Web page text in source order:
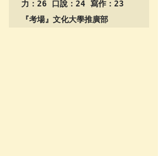
力：26 口說：24 寫作：23
『考場』文化大學推廣部